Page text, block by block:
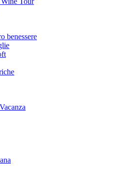
benessere